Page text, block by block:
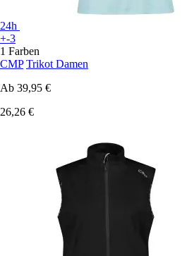
24h
+-3
1 Farben
CMP Trikot Damen
Ab 39,95 €
26,26 €